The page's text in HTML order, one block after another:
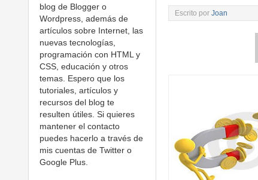
Escrito porJoan
blog de Blogger o
Wordpress, además de
artículos sobre Internet, las
nuevas tecnologías,
programación con HTML y
CSS, educación y otros
temas. Espero que los
tutoriales, artículos y
recursos del blog te
resulten útiles. Si quieres
mantener el contacto
puedes hacerlo a través de
mis cuentas de Twitter o
Google Plus.